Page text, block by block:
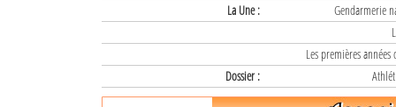
La Une :
Gendarmerie
Les premières
Dossier :